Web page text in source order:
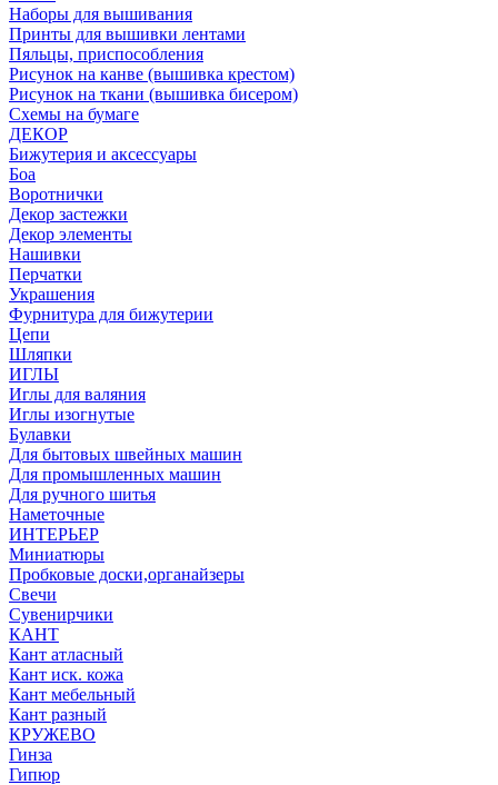
Наборы для вышивания
Принты для вышивки лентами
Пяльцы, приспособления
Рисунок на канве (вышивка крестом)
Рисунок на ткани (вышивка бисером)
Схемы на бумаге
ДЕКОР
Бижутерия и аксессуары
Боа
Воротнички
Декор застежки
Декор элементы
Нашивки
Перчатки
Украшения
Фурнитура для бижутерии
Цепи
Шляпки
ИГЛЫ
Иглы для валяния
Иглы изогнутые
Булавки
Для бытовых швейных машин
Для промышленных машин
Для ручного шитья
Наметочные
ИНТЕРЬЕР
Миниатюры
Пробковые доски,органайзеры
Свечи
Сувенирчики
КАНТ
Кант атласный
Кант иск. кожа
Кант мебельный
Кант разный
КРУЖЕВО
Гинза
Гипюр